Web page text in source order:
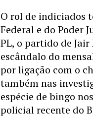
O rol de indiciados
Federal e do Poder
PL, o partido de
escândalo do
por ligação com o
também nas
espécie de bingo
policial recente do